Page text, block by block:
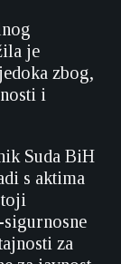
je
zbog,
i
Suda BiH
s aktima
sigurnosne
za